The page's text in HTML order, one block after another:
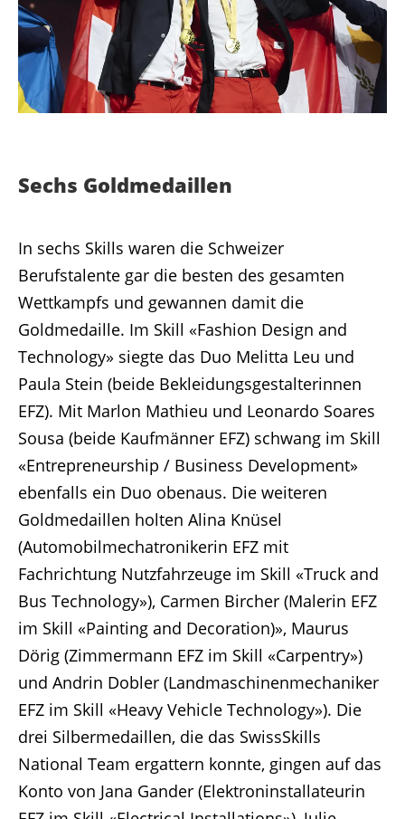
Sechs Goldmedaillen
In sechs Skills waren die Schweizer
Berufstalente gar die besten des gesamten
Wettkampfs und gewannen damit die
Goldmedaille. Im Skill «Fashion Design and
Technology» siegte das Duo Melitta Leu und
Paula Stein (beide Bekleidungsgestalterinnen
EFZ). Mit Marlon Mathieu und Leonardo Soares
Sousa (beide Kaufmänner EFZ) schwang im Skill
«Entrepreneurship / Business Development»
ebenfalls ein Duo obenaus. Die weiteren
Goldmedaillen holten Alina Knüsel
(Automobilmechatronikerin EFZ mit
Fachrichtung Nutzfahrzeuge im Skill «Truck and
Bus Technology»), Carmen Bircher (Malerin EFZ
im Skill «Painting and Decoration)», Maurus
Dörig (Zimmermann EFZ im Skill «Carpentry»)
und Andrin Dobler (Landmaschinenmechaniker
EFZ im Skill «Heavy Vehicle Technology»). Die
drei Silbermedaillen, die das SwissSkills
National Team ergattern konnte, gingen auf das
Konto von Jana Gander (Elektroninstallateurin